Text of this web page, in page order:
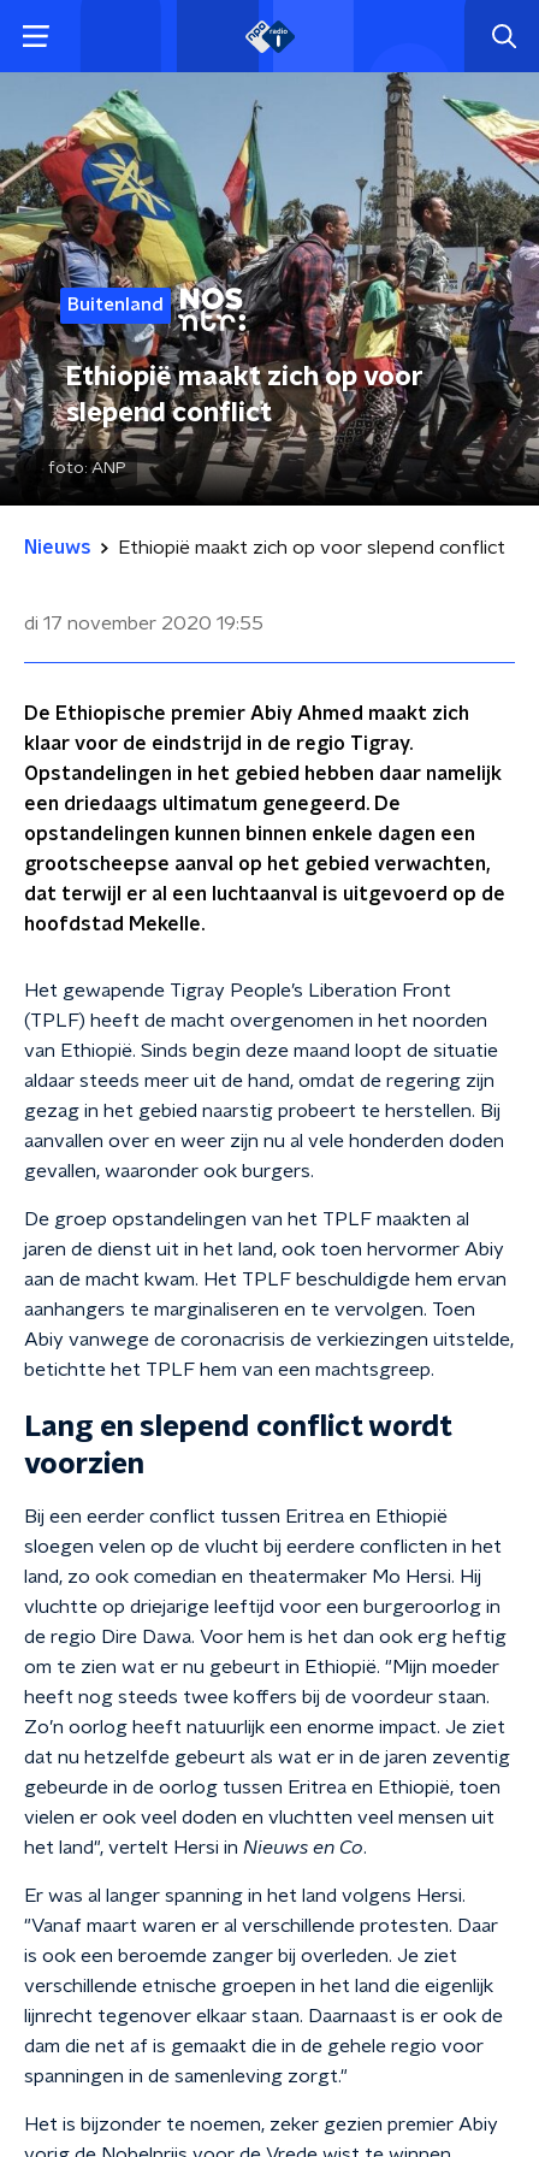
Buitenland
Ethiopië maakt zich op voor
slepend conflict
foto:ANP
Nieuws Ethiopië maakt zich op voor slepend conflict
di 17 november 2020 19:55
De Ethiopische premier Abiy Ahmed maakt zich
klaar voor de eindstrijd in de regio Tigray.
Opstandelingen in het gebied hebben daar namelijk
een driedaags ultimatum genegeerd. De
opstandelingen kunnen binnen enkele dagen een
grootscheepse aanval op het gebied verwachten,
dat terwijl er al een luchtaanval is uitgevoerd op de
hoofdstad Mekelle.
Het gewapende Tigray People’s Liberation Front
(TPLF) heeft de macht overgenomen in het noorden
van Ethiopië. Sinds begin deze maand loopt de situatie
aldaar steeds meer uit de hand, omdat de regering zijn
gezag in het gebied naarstig probeert te herstellen. Bij
aanvallen over en weer zijn nu al vele honderden doden
gevallen, waaronder ook burgers.
De groep opstandelingen van het TPLF maakten al
jaren de dienst uit in het land, ook toen hervormer Abiy
aan de macht kwam. Het TPLF beschuldigde hem ervan
aanhangers te marginaliseren en te vervolgen. Toen
Abiy vanwege de coronacrisis de verkiezingen uitstelde,
betichtte het TPLF hem van een machtsgreep.
Lang en slepend conflict wordt
voorzien
Bij een eerder conflict tussen Eritrea en Ethiopië
sloegen velen op de vlucht bij eerdere conflicten in het
land, zo ook comedian en theatermaker Mo Hersi. Hij
vluchtte op driejarige leeftijd voor een burgeroorlog in
de regio Dire Dawa. Voor hem is het dan ook erg heftig
om te zien wat er nu gebeurt in Ethiopië. "Mijn moeder
heeft nog steeds twee koffers bij de voordeur staan.
Zo’n oorlog heeft natuurlijk een enorme impact. Je ziet
dat nu hetzelfde gebeurt als wat er in de jaren zeventig
gebeurde in de oorlog tussen Eritrea en Ethiopië, toen
vielen er ook veel doden en vluchtten veel mensen uit
het land", vertelt Hersi in Nieuws en Co.
Er was al langer spanning in het land volgens Hersi.
"Vanaf maart waren er al verschillende protesten. Daar
is ook een beroemde zanger bij overleden. Je ziet
verschillende etnische groepen in het land die eigenlijk
lijnrecht tegenover elkaar staan. Daarnaast is er ook de
dam die net af is gemaakt die in de gehele regio voor
spanningen in de samenleving zorgt."
Het is bijzonder te noemen, zeker gezien premier Abiy